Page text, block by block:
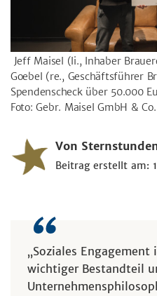
Jeff Maisel (li., Inhaber
Goebel (re., Geschäftsführer
Spendenscheck über 50.000
Foto: Gebr. Maisel GmbH &
Von
Beitrag erstellt am:
„Soziales
wichtiger Bestandteil